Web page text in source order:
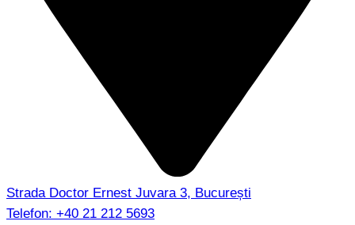
Strada Doctor Ernest Juvara 3, București
Telefon: +40 21 212 5693